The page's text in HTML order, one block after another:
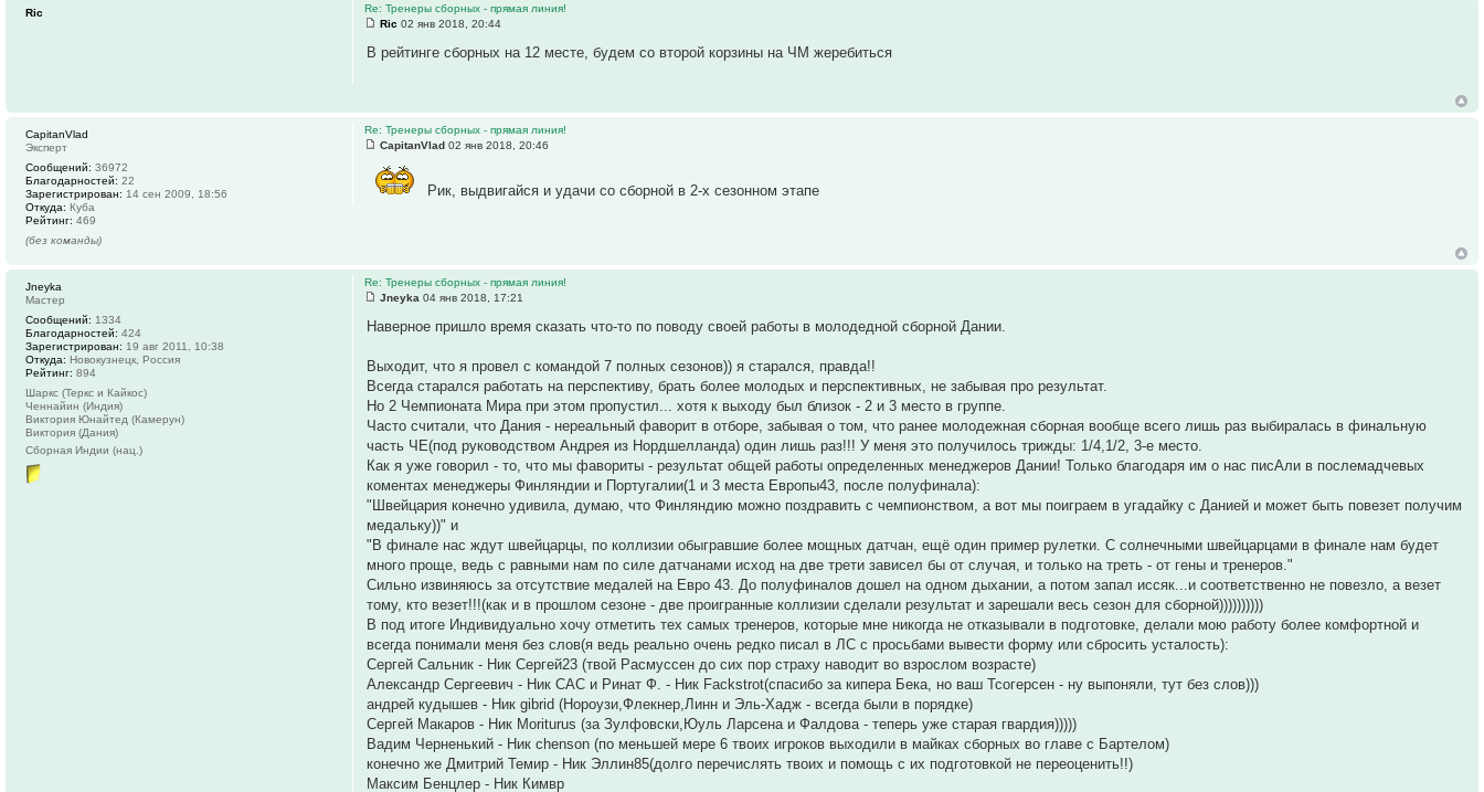
Re: Тренеры сборных - прямая линия!
Ric 02 янв 2018, 20:44
В рейтинге сборных на 12 месте, будем со второй корзины на ЧМ жеребиться
Ric
Re: Тренеры сборных - прямая линия!
CapitanVlad 02 янв 2018, 20:46
Рик, выдвигайся и удачи со сборной в 2-х сезонном этапе
CapitanVlad
Эксперт
Сообщений: 36972
Благодарностей: 22
Зарегистрирован: 14 сен 2009, 18:56
Откуда: Куба
Рейтинг: 469
(без команды)
Re: Тренеры сборных - прямая линия!
Jneyka 04 янв 2018, 17:21
Наверное пришло время сказать что-то по поводу своей работы в молодедной сборной Дании.
Выходит, что я провел с командой 7 полных сезонов)) я старался, правда!!
Всегда старался работать на перспективу, брать более молодых и перспективных, не забывая про результат.
Но 2 Чемпионата Мира при этом пропустил... хотя к выходу был близок - 2 и 3 место в группе.
Часто считали, что Дания - нереальный фаворит в отборе, забывая о том, что ранее молодежная сборная вообще всего лишь раз выбиралась в финальную
часть ЧЕ(под руководством Андрея из Нордшелланда) один лишь раз!!! У меня это получилось трижды: 1/4,1/2, 3-е место.
Как я уже говорил - то, что мы фавориты - результат общей работы определенных менеджеров Дании! Только благодаря им о нас писАли в послемадчевых
коментах менеджеры Финляндии и Португалии(1 и 3 места Европы43, после полуфинала):
"Швейцария конечно удивила, думаю, что Финляндию можно поздравить с чемпионством, а вот мы поиграем в угадайку с Данией и может быть повезет получим
медальку))" и
"В финале нас ждут швейцарцы, по коллизии обыгравшие более мощных датчан, ещё один пример рулетки. С солнечными швейцарцами в финале нам будет
много проще, ведь с равными нам по силе датчанами исход на две трети зависел бы от случая, и только на треть - от гены и тренеров."
Сильно извиняюсь за отсутствие медалей на Евро 43. До полуфиналов дошел на одном дыхании, а потом запал иссяк...и соответственно не повезло, а везет
тому, кто везет!!!(как и в прошлом сезоне - две проигранные коллизии сделали результат и зарешали весь сезон для сборной))))))))))
В под итоге Индивидуально хочу отметить тех самых тренеров, которые мне никогда не отказывали в подготовке, делали мою работу более комфортной и
всегда понимали меня без слов(я ведь реально очень редко писал в ЛС с просьбами вывести форму или сбросить усталость):
Сергей Сальник - Ник Сергей23 (твой Расмуссен до сих пор страху наводит во взрослом возрасте)
Александр Сергеевич - Ник САС и Ринат Ф. - Ник Fackstrot(спасибо за кипера Бека, но ваш Тсогерсен - ну выпоняли, тут без слов)))
андрей кудышев - Ник gibrid (Нороузи,Флекнер,Линн и Эль-Хадж - всегда были в порядке)
Сергей Макаров - Ник Moriturus (за Зулфовски,Юуль Ларсена и Фалдова - теперь уже старая гвардия)))))
Вадим Черненький - Ник chenson (по меньшей мере 6 твоих игроков выходили в майках сборных во главе с Бартелом)
конечно же Дмитрий Темир - Ник Эллин85(долго перечислять твоих и помощь с их подготовкой не переоценить!!)
Максим Бенцлер - Ник Кимвр
Jneyka
Мастер
Сообщений: 1334
Благодарностей: 424
Зарегистрирован: 19 авг 2011, 10:38
Откуда: Новокузнецк, Россия
Рейтинг: 894
Шаркс (Теркс и Кайкос)
Ченнайин (Индия)
Виктория Юнайтед (Камерун)
Виктория (Дания)
Сборная Индии (нац.)